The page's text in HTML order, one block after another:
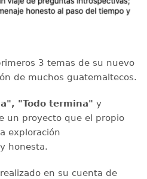
3 temas de su nuevo
de muchos guatemaltecos.
"Todo termina" y
un proyecto que el propio
exploración
honesta.
en su cuenta de